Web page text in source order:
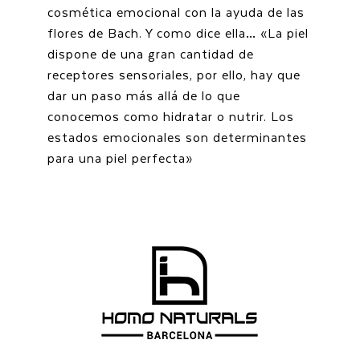
cosmética emocional con la ayuda de las
flores de Bach. Y como dice ella… «La piel
dispone de una gran cantidad de
receptores sensoriales, por ello, hay que
dar un paso más allá de lo que
conocemos como hidratar o nutrir. Los
estados emocionales son determinantes
para una piel perfecta»